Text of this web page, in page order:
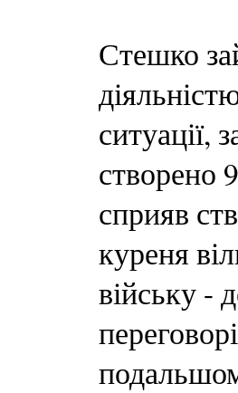
Стешко
ситуації,
створено
сприяв
куреня
війську -